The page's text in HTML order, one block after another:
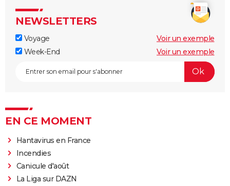
NEWSLETTERS
Voyage
Voir un exemple
Week-End
Voir un exemple
EN CE MOMENT
Hantavirus en France
Incendies
Canicule d'août
La Liga sur DAZN